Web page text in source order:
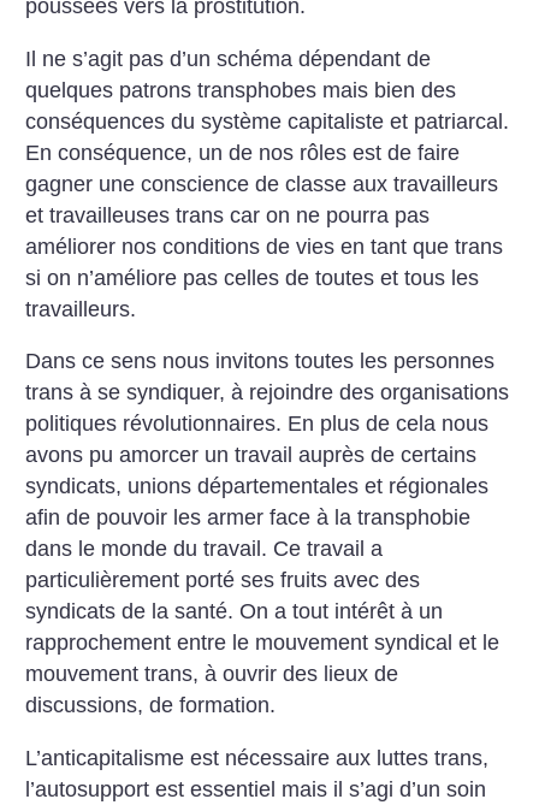
poussées vers la prostitution.
Il ne s’agit pas d’un schéma dépendant de
quelques patrons transphobes mais bien des
conséquences du système capitaliste et patriarcal.
En conséquence, un de nos rôles est de faire
gagner une conscience de classe aux travailleurs
et travailleuses trans car on ne pourra pas
améliorer nos conditions de vies en tant que trans
si on ­n’améliore pas celles de toutes et tous les
travailleurs.
Dans ce sens nous invitons toutes les personnes
trans à se syndiquer, à rejoindre des organisations
politiques révolutionnaires. En plus de cela nous
avons pu amorcer un travail auprès de certains
syndicats, unions départementales et régionales
afin de pouvoir les armer face à la transphobie
dans le monde du travail. Ce travail a
particulièrement porté ses fruits avec des
syndicats de la santé. On a tout intérêt à un
rapprochement entre le mouvement syndical et le
mouvement trans, à ouvrir des lieux de
discussions, de formation.
L’anticapitalisme est nécessaire aux luttes trans,
l’autosupport est essentiel mais il s’agi d’un soin